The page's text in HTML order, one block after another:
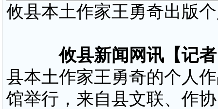
攸县本土作家王勇奇出版
攸县新闻网讯【记
县本土作家王勇奇的个人
馆举行，来自县文联、作